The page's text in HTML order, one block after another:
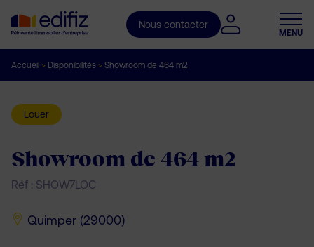
Nous contacter
MENU
Accueil > Disponibilités > Showroom de 464 m2
Louer
Showroom de 464 m2
Réf : SHOW7LOC
Quimper (29000)